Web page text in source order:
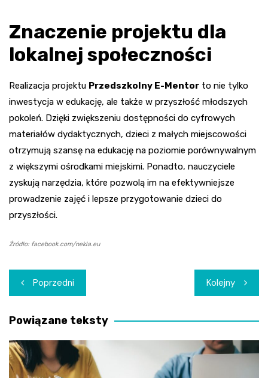
Znaczenie projektu dla
lokalnej społeczności
Realizacja projektu Przedszkolny E-Mentor to nie tylko
inwestycja w edukację, ale także w przyszłość młodszych
pokoleń. Dzięki zwiększeniu dostępności do cyfrowych
materiałów dydaktycznych, dzieci z małych miejscowości
otrzymują szansę na edukację na poziomie porównywalnym
z większymi ośrodkami miejskimi. Ponadto, nauczyciele
zyskują narzędzia, które pozwolą im na efektywniejsze
prowadzenie zajęć i lepsze przygotowanie dzieci do
przyszłości.
Źródło: facebook.com/nekla.eu
Nawigacja
wpisu
Poprzedni Kolejny
Powiązane teksty